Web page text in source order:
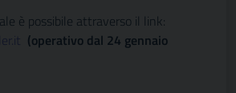
è possibile attraverso il link:
(operativo dal 24 gennaio